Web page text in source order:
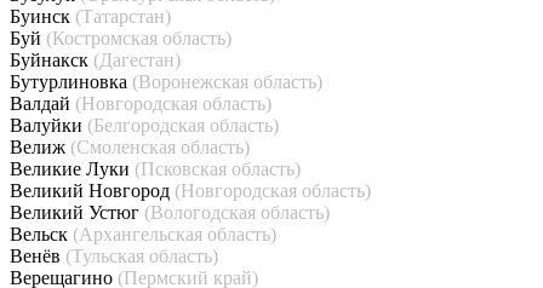
Буинск (Татарстан)
Буй (Костромская область)
Буйнакск (Дагестан)
Бутурлиновка (Воронежская область)
Валдай (Новгородская область)
Валуйки (Белгородская область)
Велиж (Смоленская область)
Великие Луки (Псковская область)
Великий Новгород (Новгородская область)
Великий Устюг (Вологодская область)
Вельск (Архангельская область)
Венёв (Тульская область)
Верещагино (Пермский край)